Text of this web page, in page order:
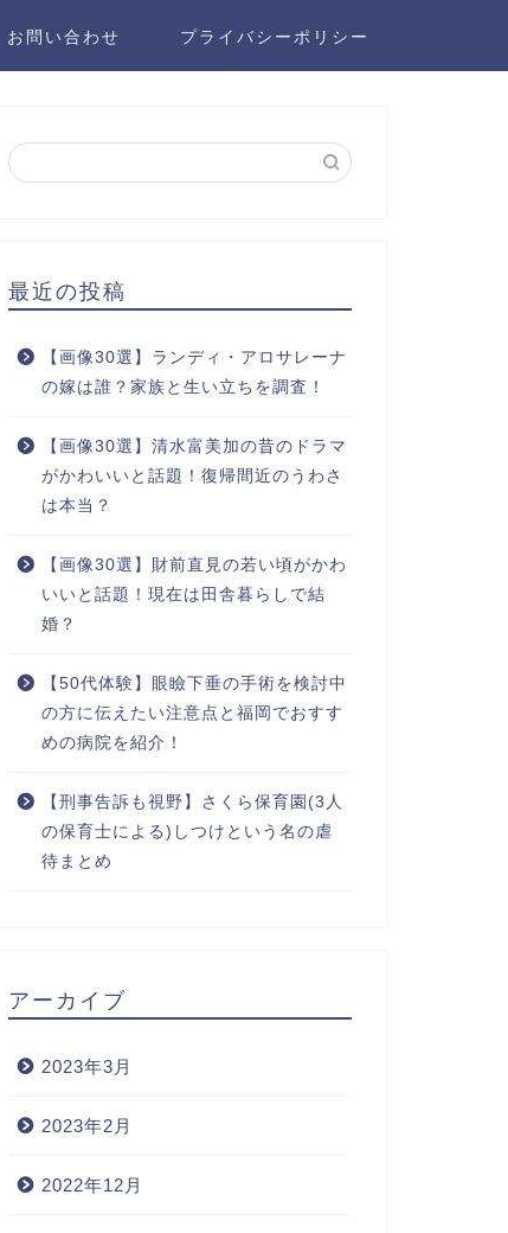
お問い合わせ プライバシーポリシー
最近の投稿
【画像30選】ランディ・アロサレーナ
の嫁は誰？家族と生い立ちを調査！
【画像30選】清水富美加の昔のドラマ
がかわいいと話題！復帰間近のうわさ
は本当？
【画像30選】財前直見の若い頃がかわ
いいと話題！現在は田舎暮らしで結
婚？
【50代体験】眼瞼下垂の手術を検討中
の方に伝えたい注意点と福岡でおすす
めの病院を紹介！
【刑事告訴も視野】さくら保育園(3人
の保育士による)しつけという名の虐
待まとめ
アーカイブ
2023年3月
2023年2月
2022年12月